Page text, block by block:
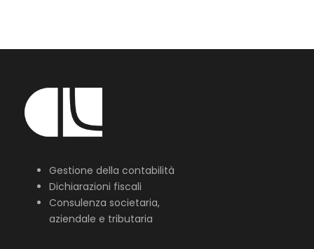
Gestione della contabilità
Dichiarazioni fiscali
Consulenza societaria,
aziendale e tributaria